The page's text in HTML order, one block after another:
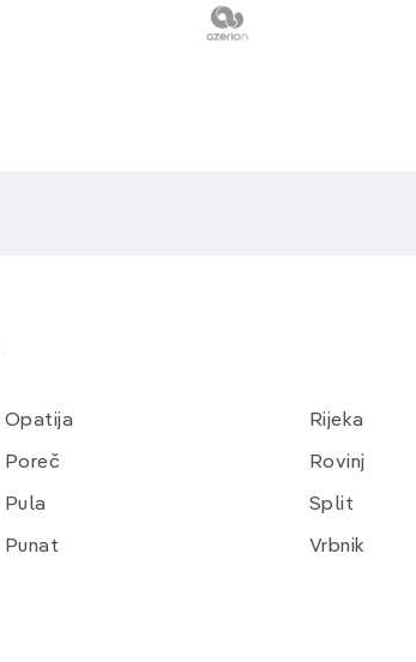
plages de Rabac
Opatija
Poreč
Pula
Punat
Rijeka
Rovinj
Split
Vrbnik